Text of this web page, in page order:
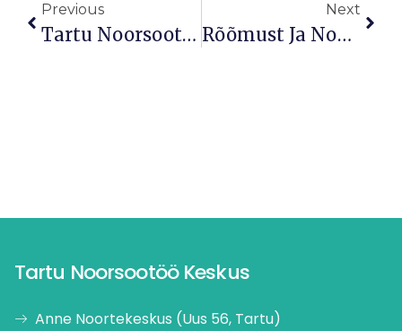
Previous
Tartu Noorsootöö Keskuse Noorsootöötajad Õppereisil Portugalis
Next
Rõõmust Ja Noorusest Pulbitsev Lastekaitsepäev!
Tartu Noorsootöö Keskus
Anne Noortekeskus (Uus 56, Tartu)